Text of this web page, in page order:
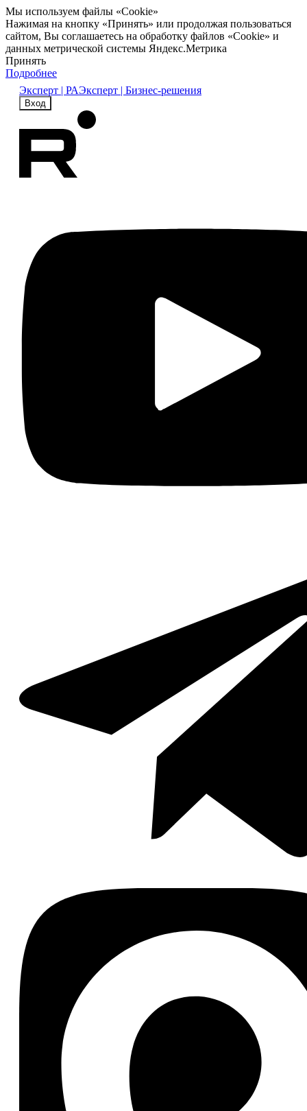
Мы используем файлы «Cookie»
Нажимая на кнопку «Принять» или продолжая пользоваться
сайтом, Вы соглашаетесь на обработку файлов «Cookie» и
данных метрической системы Яндекс.Метрика
Принять
Подробнее
Эксперт | РАЭксперт | Бизнес-решения
Вход